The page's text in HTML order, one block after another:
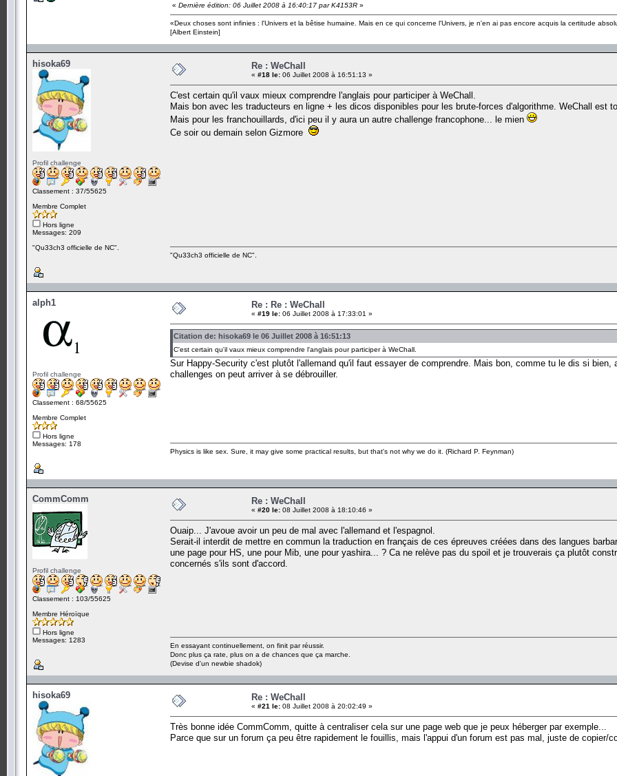
« Dernière édition: 06 Juillet 2008 à 16:40:17 par K4153R »
«Deux choses sont infinies : l'Univers et la bêtise humaine. Mais en ce qui concerne l'Univers, je n'en ai pas encore acquis la certitude
[Albert Einstein]
hisoka69
Profil challenge
Classement : 37/55625
Membre Complet
Hors ligne
Messages: 209
"Qu33ch3 officielle de NC".
Re : WeChall
« #18 le: 06 Juillet 2008 à 16:51:13 »
C'est certain qu'il vaux mieux comprendre l'anglais pour participer à WeChall.
Mais bon avec les traducteurs en ligne + les dicos disponibles pour les brute-forces d'algorithme. WeChall est
Mais pour les franchouillards, d'ici peu il y aura un autre challenge francophone... le mien
Ce soir ou demain selon Gizmore
"Qu33ch3 officielle de NC".
alph1
Profil challenge
Classement : 68/55625
Membre Complet
Hors ligne
Messages: 178
Re : Re : WeChall
« #19 le: 06 Juillet 2008 à 17:33:01 »
Citation de: hisoka69 le 06 Juillet 2008 à 16:51:13
C'est certain qu'il vaux mieux comprendre l'anglais pour participer à WeChall.
Sur Happy-Security c'est plutôt l'allemand qu'il faut essayer de comprendre. Mais bon, comme tu le dis si
challenges on peut arriver à se débrouiller.
Physics is like sex. Sure, it may give some practical results, but that's not why we do it. (Richard P. Feynman)
CommComm
Profil challenge
Classement : 103/55625
Membre Héroïque
Hors ligne
Messages: 1283
Re : WeChall
« #20 le: 08 Juillet 2008 à 18:10:46 »
Ouaip... J'avoue avoir un peu de mal avec l'allemand et l'espagnol.
Serait-il interdit de mettre en commun la traduction en français de ces épreuves créées dans des langues
une page pour HS, une pour Mib, une pour yashira... ? Ca ne relève pas du spoil et je trouverais ça plutôt
concernés s'ils sont d'accord.
En essayant continuellement, on finit par réussir.
Donc plus ça rate, plus on a de chances que ça marche.
(Devise d'un newbie shadok)
hisoka69 Re : WeChall
« #21 le: 08 Juillet 2008 à 20:02:49 »
Très bonne idée CommComm, quitte à centraliser cela sur une page web que je peux héberger par exemple...
Parce que sur un forum ça peu être rapidement le fouillis, mais l'appui d'un forum est pas mal, juste de copier/